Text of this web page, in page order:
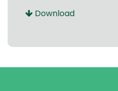
Download